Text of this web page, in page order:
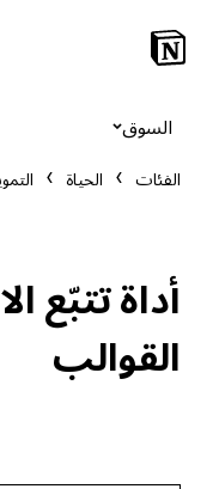
السوق
الفئات الحياة
أداة تتبّع
القوالب